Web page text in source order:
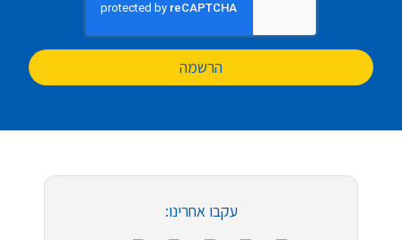
הרשמה
עקבו אחרינו: